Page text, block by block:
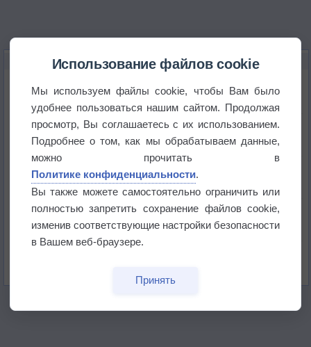
НОВОЕ О ПОГОДЕ
Погода в Краснодаре 6 августа
Погода в Санкт-Петербурге 6 августа
Погода в Москве 6 августа
Июль в России стал самым тёплым за всю
Использование файлов cookie
Мы используем файлы cookie, чтобы Вам было
удобнее пользоваться нашим сайтом. Продолжая
просмотр, Вы соглашаетесь с их использованием.
Подробнее о том, как мы обрабатываем данные,
можно прочитать в
Политике конфиденциальности.
Вы также можете самостоятельно ограничить или
полностью запретить сохранение файлов cookie,
изменив соответствующие настройки безопасности
в Вашем веб-браузере.
Принять